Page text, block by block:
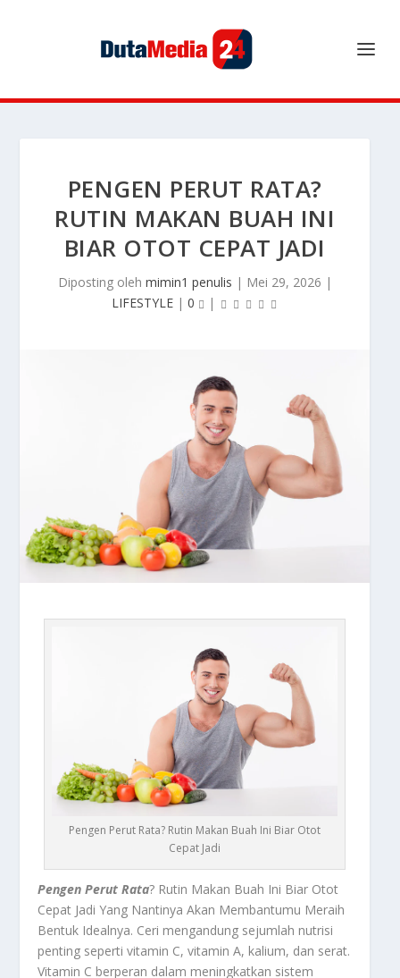
PENGEN PERUT RATA?
RUTIN MAKAN BUAH INI
BIAR OTOT CEPAT JADI
Diposting oleh mimin1 penulis | Mei 29, 2026 |
LIFESTYLE | 0 |
Pengen Perut Rata? Rutin Makan Buah Ini Biar Otot
Cepat Jadi
Pengen Perut Rata? Rutin Makan Buah Ini Biar Otot
Cepat Jadi Yang Nantinya Akan Membantumu Meraih
Bentuk Idealnya. Ceri mengandung sejumlah nutrisi
penting seperti vitamin C, vitamin A, kalium, dan serat.
Vitamin C berperan dalam meningkatkan sistem